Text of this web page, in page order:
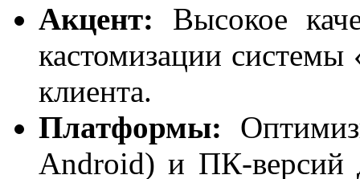
Акцент: Высокое
кастомизации системы
клиента.
Платформы:
Android) и ПК-версий